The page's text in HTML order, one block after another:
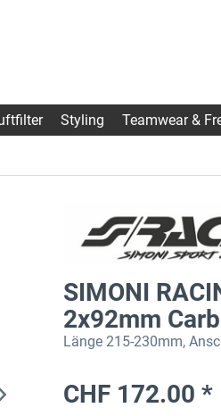
Styling Teamwear &
SIMONI
2x92mm
Länge 215-230mm,
CHF 172.00 *